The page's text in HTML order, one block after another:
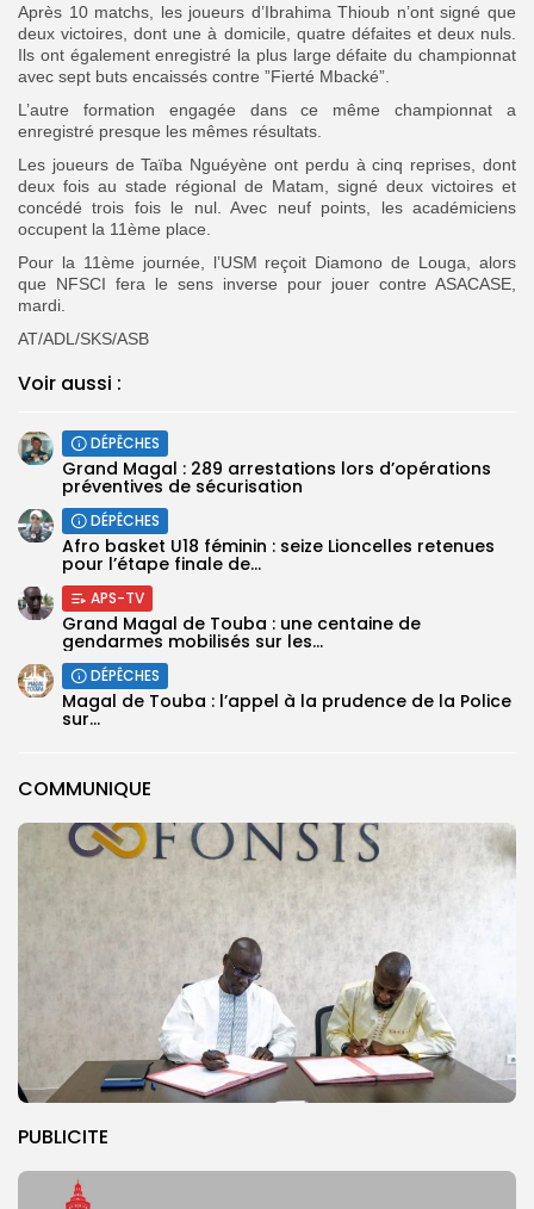
COMMUNIQUE
PUBLICITE
Après 10 matchs, les joueurs d’Ibrahima Thioub n’ont signé que
deux victoires, dont une à domicile, quatre défaites et deux nuls.
Ils ont également enregistré la plus large défaite du championnat
avec sept buts encaissés contre ”Fierté Mbacké”.
L’autre formation engagée dans ce même championnat a
enregistré presque les mêmes résultats.
Les joueurs de Taïba Nguéyène ont perdu à cinq reprises, dont
deux fois au stade régional de Matam, signé deux victoires et
concédé trois fois le nul. Avec neuf points, les académiciens
occupent la 11ème place.
Pour la 11ème journée, l’USM reçoit Diamono de Louga, alors
que NFSCI fera le sens inverse pour jouer contre ASACASE,
mardi.
AT/ADL/SKS/ASB
Voir aussi :
DÉPÊCHES
Grand Magal : 289 arrestations lors d’opérations
préventives de sécurisation
DÉPÊCHES
‎Afro basket U18 féminin : seize Lioncelles retenues
pour l’étape finale de...
APS-TV
Grand Magal de Touba : une centaine de
gendarmes mobilisés sur les...
DÉPÊCHES
Magal de Touba : l’appel à la prudence de la Police
sur...